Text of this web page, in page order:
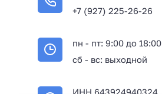
+7 (927) 225-26-26
пн - пт: 9:00 до 18:00
сб - вс: выходной
ИНН 643924940324